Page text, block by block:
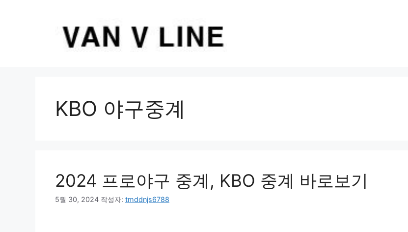
KBO 야구중계
2024 프로야구 중계, KBO 중계 바로보기
5월 30, 2024 작성자: tmddnjs6788